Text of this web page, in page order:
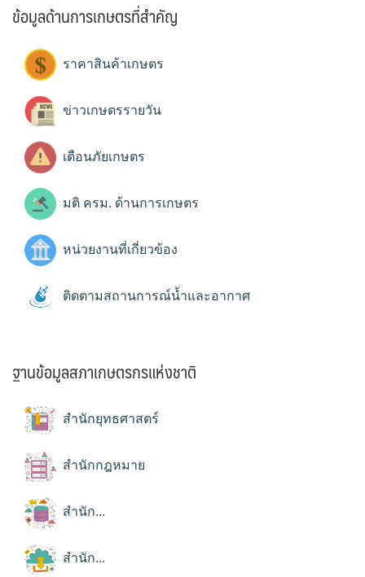
ข้อมูลด้านการเกษตรที่สำคัญ
ราคาสินค้าเกษตร
ข่าวเกษตรรายวัน
เตือนภัยเกษตร
มติ ครม. ด้านการเกษตร
หน่วยงานที่เกี่ยวข้อง
ติดตามสถานการณ์น้ำและอากาศ
ฐานข้อมูลสภาเกษตรกรแห่งชาติ
สำนักยุทธศาสตร์
สำนักกฎหมาย
สำนัก...
สำนัก...